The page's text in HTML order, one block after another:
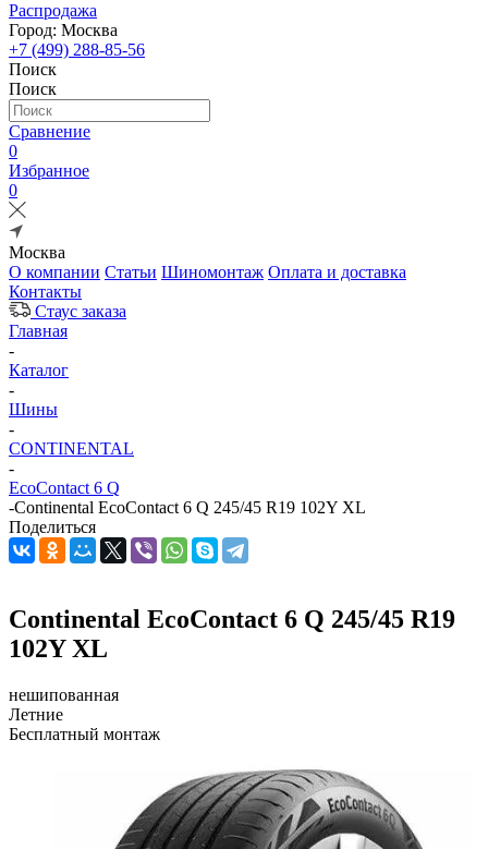
Распродажа
Город: Москва
+7 (499) 288-85-56
Поиск
Поиск
Сравнение
0
Избранное
0
Москва
О компании Статьи Шиномонтаж Оплата и доставка
Контакты
Стаус заказа
Главная
-
Каталог
-
Шины
-
CONTINENTAL
-
EcoContact 6 Q
-Continental EcoContact 6 Q 245/45 R19 102Y XL
Поделиться
Continental EcoContact 6 Q 245/45 R19
102Y XL
нешипованная
Летние
Бесплатный монтаж